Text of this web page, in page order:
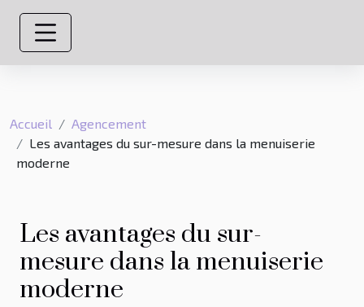
Accueil
Agencement
Les avantages du sur-mesure dans la menuiserie
moderne
Les avantages du sur-
mesure dans la menuiserie
moderne